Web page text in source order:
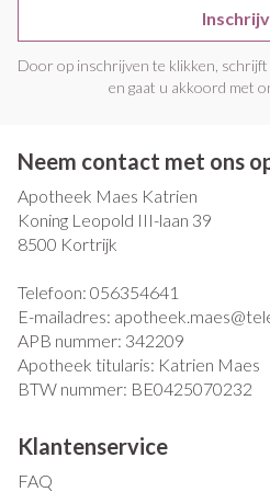
Door op inschrijven te klikken,
en gaat u akkoord met
Neem contact met ons
Apotheek Maes Katrien
Koning Leopold III-laan 39
8500 Kortrijk
Telefoon: 056354641
E-mailadres: apotheek.maes@
APB nummer: 342209
Apotheek titularis: Katrien Maes
BTW nummer: BE0425070232
Klantenservice
FAQ